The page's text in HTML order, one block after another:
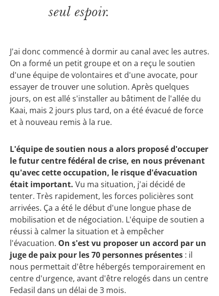
seul espoir.
J'ai donc commencé à dormir au canal avec les autres.
On a formé un petit groupe et on a reçu le soutien
d'une équipe de volontaires et d'une avocate, pour
essayer de trouver une solution. Après quelques
jours, on est allé s'installer au bâtiment de l'allée du
Kaai, mais 2 jours plus tard, on a été évacué de force
et à nouveau remis à la rue.
L'équipe de soutien nous a alors proposé d'occuper
le futur centre fédéral de crise, en nous prévenant
qu'avec cette occupation, le risque d'évacuation
était important. Vu ma situation, j'ai décidé de
tenter. Très rapidement, les forces policières sont
arrivées. Ça a été le début d'une longue phase de
mobilisation et de négociation. L'équipe de soutien a
réussi à calmer la situation et à empêcher
l'évacuation. On s'est vu proposer un accord par un
juge de paix pour les 70 personnes présentes : il
nous permettait d'être hébergés temporairement en
centre d'urgence, avant d'être relogés dans un centre
Fedasil dans un délai de 3 mois.